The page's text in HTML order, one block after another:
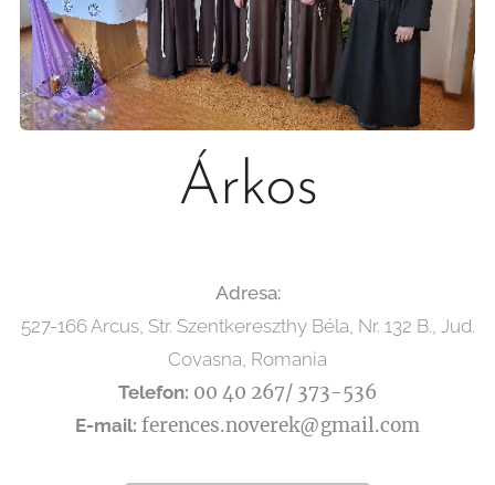
Árkos
Adresa:
527-166 Arcus, Str. Szentkereszthy Béla, Nr. 132 B., Jud.
Covasna, Romania
Telefon: 00 40 267/ 373-536
E-mail: ferences.noverek@gmail.com